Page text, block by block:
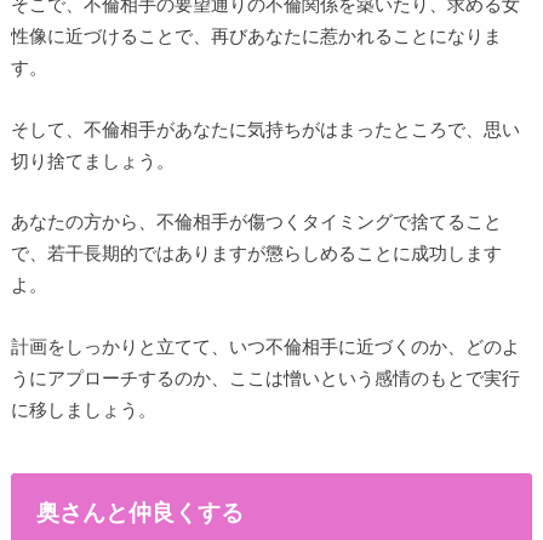
性像に近づけることで、再びあなたに惹かれることになりま
す。
そして、不倫相手があなたに気持ちがはまったところで、思い
切り捨てましょう。
あなたの方から、不倫相手が傷つくタイミングで捨てること
で、若干長期的ではありますが懲らしめることに成功します
よ。
計画をしっかりと立てて、いつ不倫相手に近づくのか、どのよ
うにアプローチするのか、ここは憎いという感情のもとで実行
に移しましょう。
奥さんと仲良くする